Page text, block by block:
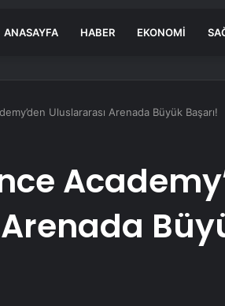
ANASAYFA HABER EKONOMI
Uluslararası Arenada Büyük Başarı!